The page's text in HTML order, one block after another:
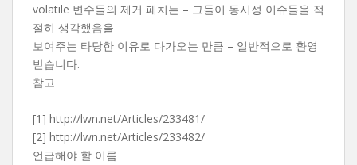
volatile 변수들의 제거 패치는 – 그들이 동시성 이슈들을 적
절히 생각했음을
보여주는 타당한 이유로 다가오는 만큼 – 일반적으로 환영
받습니다.
참고
—-
[1] http://lwn.net/Articles/233481/
[2] http://lwn.net/Articles/233482/
언급해야 할 이름